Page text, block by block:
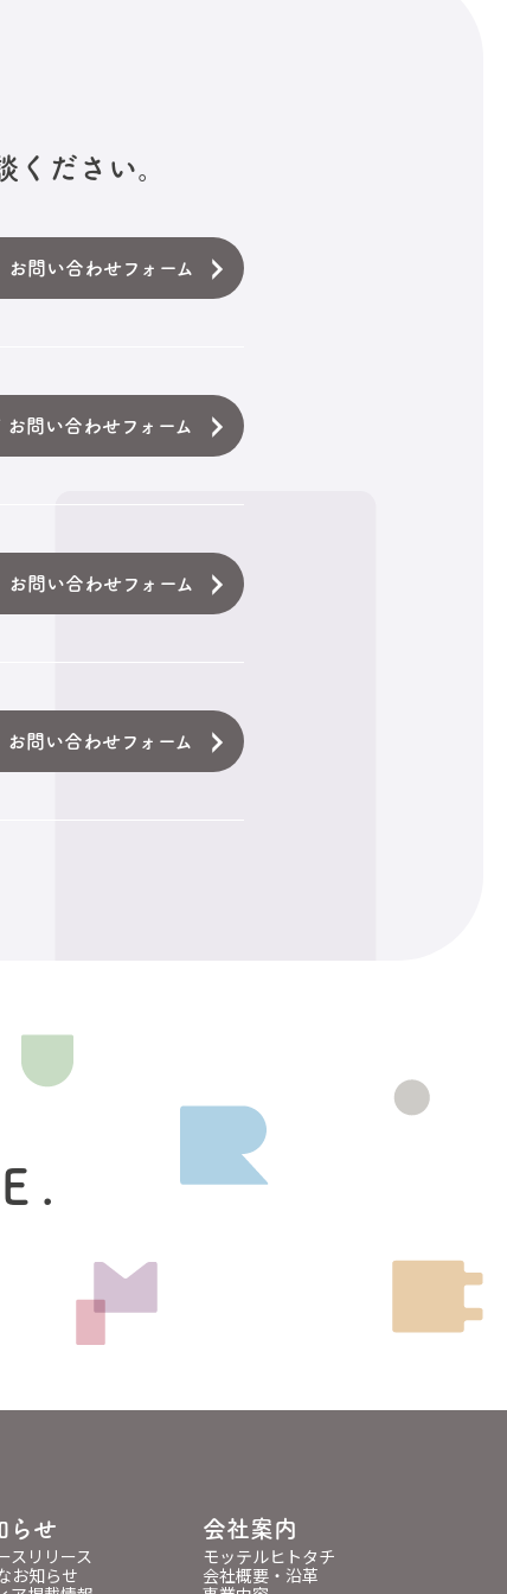
ください。
問い合わせフォーム
お問い合わせフォーム
問い合わせフォーム
お問い合わせフォーム
らせ
スリリース
お知らせ
会社案内
モッテルヒトタチ
会社概要・沿革